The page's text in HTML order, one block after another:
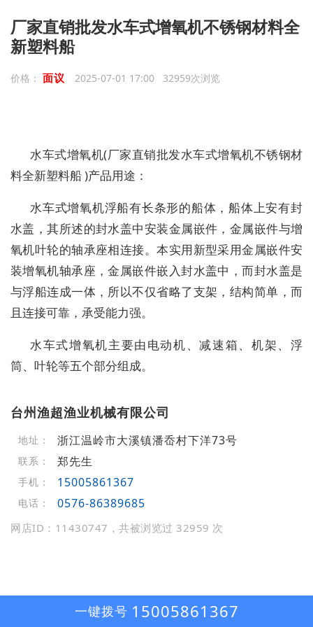
厂家直销批发水车式增氧机不锈钢材料全
新塑料船
价格： 面议 2025-07-01 17:00 32959次浏览
水车式增氧机(厂家直销批发水车式增氧机不锈钢材
料全新塑料船 )产品用途：
水车式增氧机浮船有长条形的船体，船体上安有封
水盖，其所述的封水盖中安装金属嵌件，金属嵌件与增
氧机叶轮的轴承座相连接。本实用新型采用金属嵌件安
装增氧机轴承座，金属嵌件嵌入封水盖中，而封水盖是
与浮船连成一体，所以不仅省略了支架，结构简单，而
且连接可靠，承受能力强。
水车式增氧机主要由电动机、减速箱、机架、浮
筒、叶轮等五个部分组成。
台州渔超渔业机械有限公司
地址： 浙江温岭市大溪镇潘岙村下洋73号
联系： 郑先生
手机： 15005861367
电话： 0576-86389685
网店ID：11430747，共被浏览过 32959 次
一键拨号 15005861367